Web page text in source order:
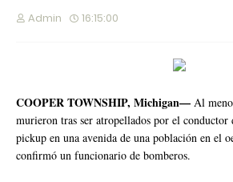
Admin 16:15:00
COOPER TOWNSHIP, Michigan— Al
murieron tras ser atropellados por el conductor
pickup en una avenida de una población en el
confirmó un funcionario de bomberos.